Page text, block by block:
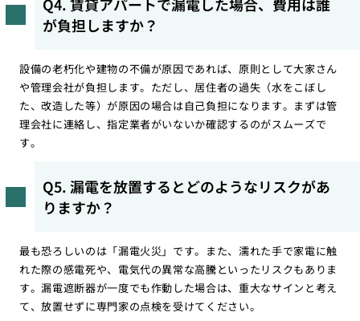
Q4. 賃貸アパートで漏電した場合、費用は誰
が負担しますか？
設備の老朽化や建物の不備が原因であれば、原則として大家さん
や管理会社が負担します。ただし、居住者の過失（水をこぼし
た、改造した等）が原因の場合は自己負担になります。まずは管
理会社に連絡し、指定業者がいないか確認するのがスムーズで
す。
Q5. 漏電を放置するとどのようなリスクがあ
りますか？
最も恐ろしいのは「漏電火災」です。また、濡れた手で家電に触
れた際の感電死や、電気代の異常な高騰といったリスクもありま
す。漏電遮断器が一度でも作動した場合は、重大なサインと考え
て、放置せずに専門家の点検を受けてください。